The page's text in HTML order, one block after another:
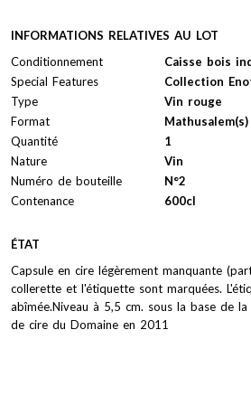
INFORMATIONS RELATIVES AU LOT
Conditionnement
Caisse bois
Special Features
Collection
Type
Vin rouge
Format
Mathusalem(s)
Quantité
1
Nature
Vin
Numéro de bouteille
N°2
Contenance
600cl
ÉTAT
Capsule en cire légèrement manquante
collerette et l'étiquette sont marquées.
abîmée.Niveau à 5,5 cm. sous la base de la
de cire du Domaine en 2011